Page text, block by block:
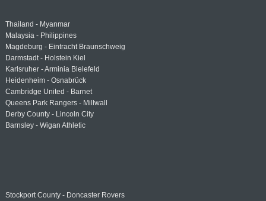
Thailand - Myanmar
Malaysia - Philippines
Magdeburg - Eintracht Braunschweig
Darmstadt - Holstein Kiel
Karlsruher - Arminia Bielefeld
Heidenheim - Osnabrück
Cambridge United - Barnet
Queens Park Rangers - Millwall
Derby County - Lincoln City
Barnsley - Wigan Athletic
Stockport County - Doncaster Rovers